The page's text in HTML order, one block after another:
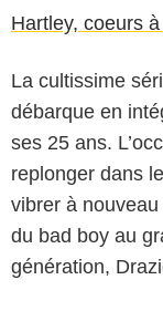
Hartley, coeurs
La cultissime
débarque en
ses 25 ans.
replonger dans
vibrer à
du bad boy au
génération,